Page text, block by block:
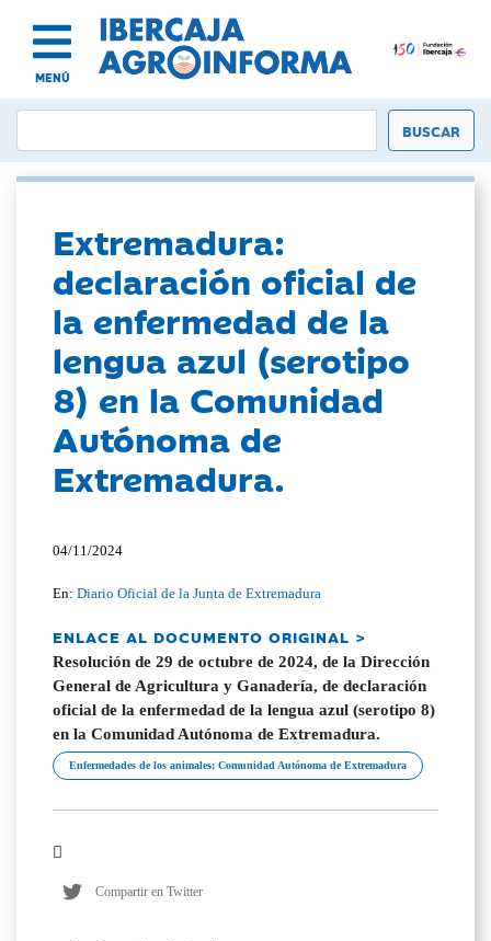
MENÚ
Extremadura:
declaración oficial de
la enfermedad de la
lengua azul (serotipo
8) en la Comunidad
Autónoma de
Extremadura.
04/11/2024
En:Diario Oficial de la Junta de Extremadura
ENLACE AL DOCUMENTO ORIGINAL >
Resolución de 29 de octubre de 2024, de la Dirección
General de Agricultura y Ganadería, de declaración
oficial de la enfermedad de la lengua azul (serotipo 8)
en la Comunidad Autónoma de Extremadura.
Enfermedades de los animales; Comunidad Autónoma de Extremadura
Compartir en Twitter